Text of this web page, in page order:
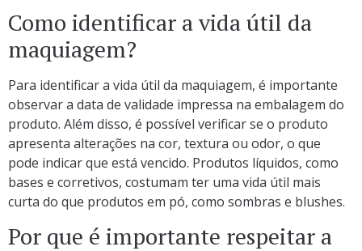
Como identificar a vida útil da
maquiagem?
Para identificar a vida útil da maquiagem, é importante
observar a data de validade impressa na embalagem do
produto. Além disso, é possível verificar se o produto
apresenta alterações na cor, textura ou odor, o que
pode indicar que está vencido. Produtos líquidos, como
bases e corretivos, costumam ter uma vida útil mais
curta do que produtos em pó, como sombras e blushes.
Por que é importante respeitar a